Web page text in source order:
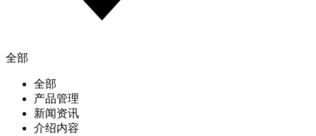
全部
全部
产品管理
新闻资讯
介绍内容